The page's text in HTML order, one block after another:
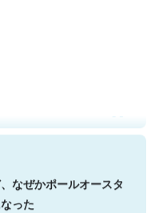
んだろうなと凄く思
お勧め。自分はこの流
Covid hit. Shit.
ーズ・ヌートバー
なぜかポールオースタ
った